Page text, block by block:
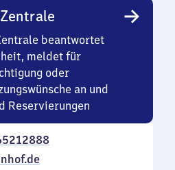
beantwortet
meldet für
oder
an und
Reservierungen